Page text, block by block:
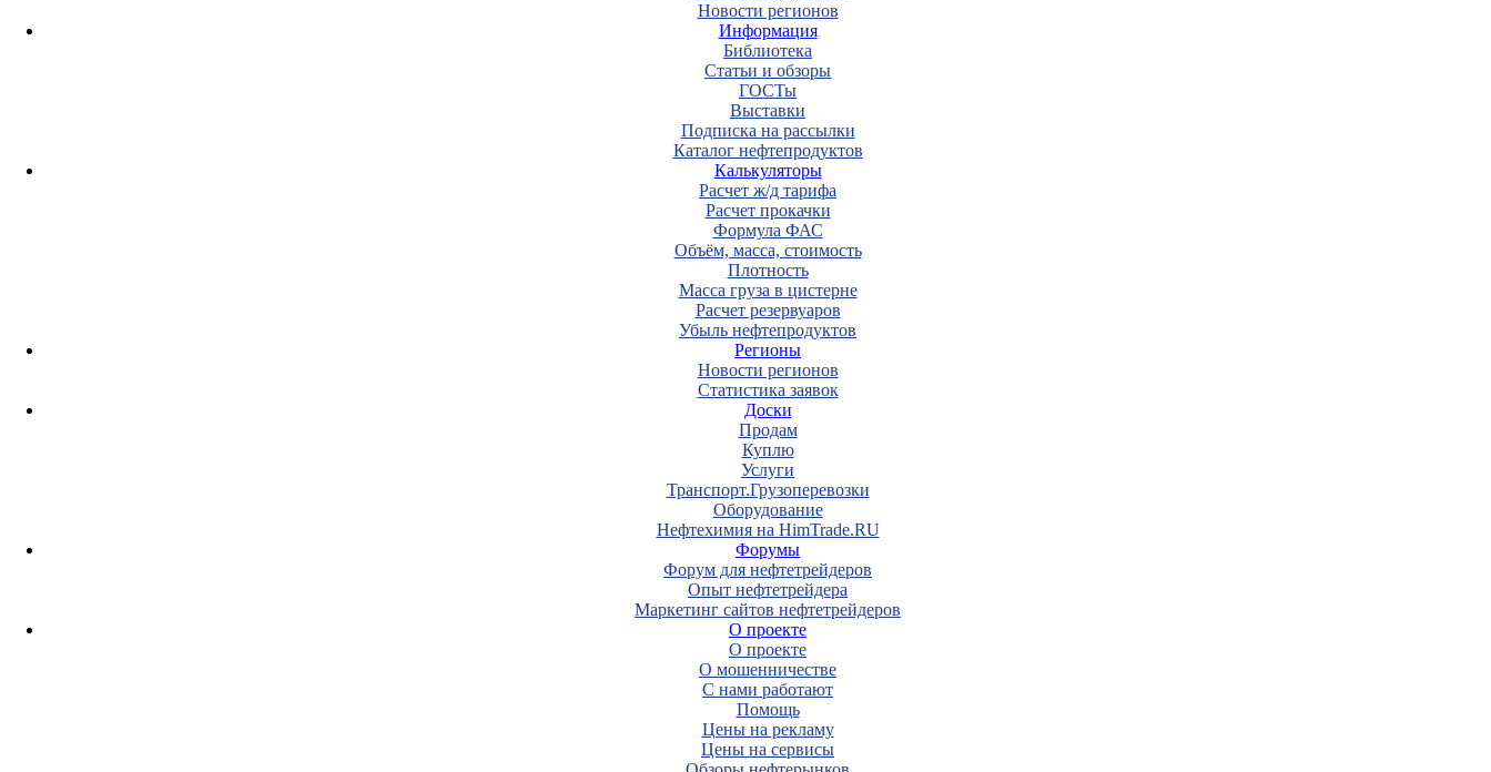
Новости регионов
Информация
Библиотека
Статьи и обзоры
ГОСТы
Выставки
Подписка на рассылки
Каталог нефтепродуктов
Калькуляторы
Расчет ж/д тарифа
Расчет прокачки
Формула ФАС
Объём, масса, стоимость
Плотность
Масса груза в цистерне
Расчет резервуаров
Убыль нефтепродуктов
Регионы
Новости регионов
Статистика заявок
Доски
Продам
Куплю
Услуги
Транспорт.Грузоперевозки
Оборудование
Нефтехимия на HimTrade.RU
Форумы
Форум для нефтетрейдеров
Опыт нефтетрейдера
Маркетинг сайтов нефтетрейдеров
О проекте
О проекте
О мошенничестве
С нами работают
Помощь
Цены на рекламу
Цены на сервисы